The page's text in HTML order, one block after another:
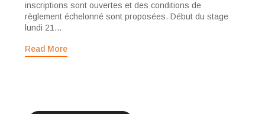
inscriptions sont ouvertes et des conditions de
règlement échelonné sont proposées. Début du stage
lundi 21...
Read More